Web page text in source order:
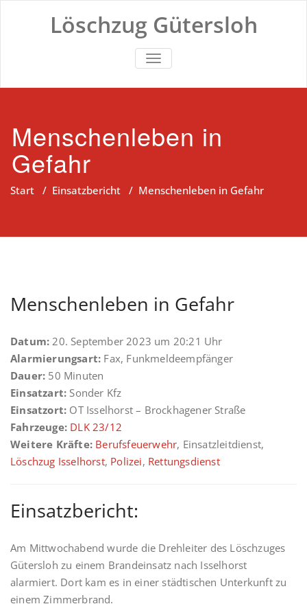
Löschzug Gütersloh
TOGGLE NAVIGATION
Menschenleben in
Gefahr
Start / Einsatzbericht / Menschenleben in Gefahr
Menschenleben in Gefahr
Datum: 20. September 2023 um 20:21 Uhr
Alarmierungsart: Fax, Funkmeldeempfänger
Dauer: 50 Minuten
Einsatzart: Sonder Kfz
Einsatzort: OT Isselhorst – Brockhagener Straße
Fahrzeuge: DLK 23/12
Weitere Kräfte: Berufsfeuerwehr, Einsatzleitdienst,
Löschzug Isselhorst, Polizei, Rettungsdienst
Einsatzbericht:
Am Mittwochabend wurde die Drehleiter des Löschzuges
Gütersloh zu einem Brandeinsatz nach Isselhorst
alarmiert. Dort kam es in einer städtischen Unterkunft zu
einem Zimmerbrand.